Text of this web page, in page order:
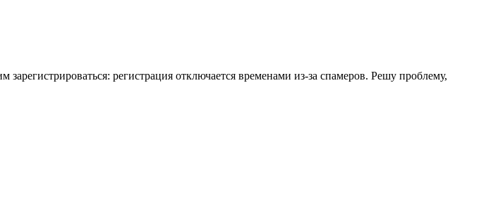
регистрация отключается временами из-за спамеров. Решу проблему,